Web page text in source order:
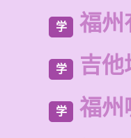
学 福州
学 吉他
学
福州